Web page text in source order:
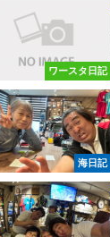
ワースタ日記
海日記